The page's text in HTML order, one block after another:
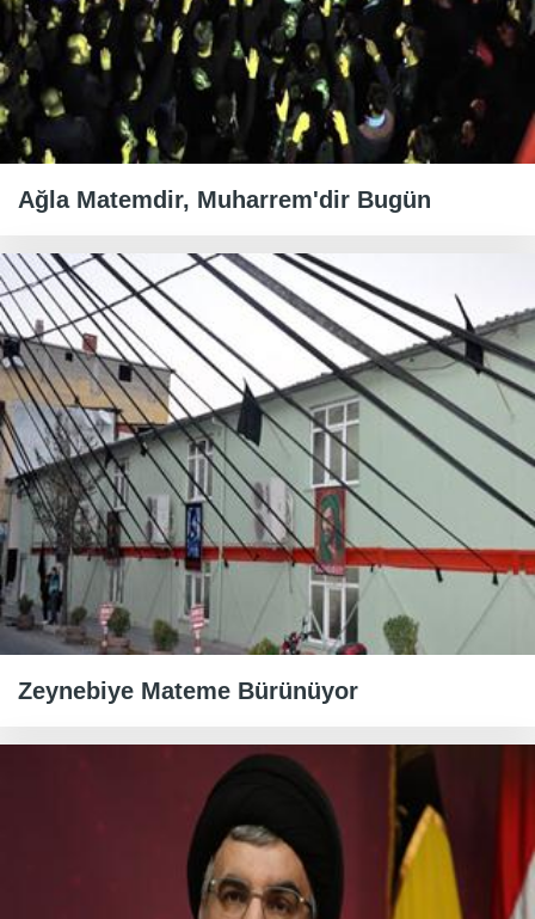
Ağla Matemdir, Muharrem'dir Bugün
Zeynebiye Mateme Bürünüyor